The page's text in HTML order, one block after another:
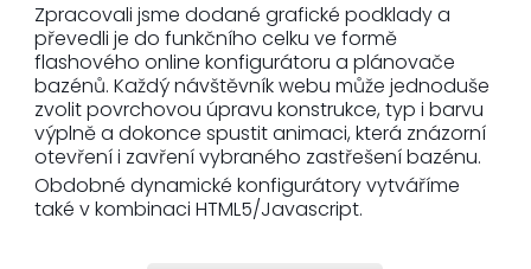
Zpracovali jsme dodané grafické podklady a
převedli je do funkčního celku ve formě
flashového online konfigurátoru a plánovače
bazénů. Každý návštěvník webu může jednoduše
zvolit povrchovou úpravu konstrukce, typ i barvu
výplně a dokonce spustit animaci, která znázorní
otevření i zavření vybraného zastřešení bazénu.
Obdobné dynamické konfigurátory vytváříme
také v kombinaci HTML5/Javascript.